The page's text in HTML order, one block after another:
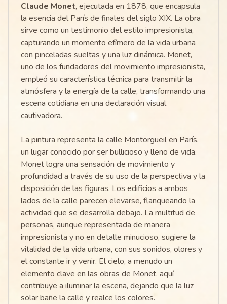
Claude Monet, ejecutada en 1878, que encapsula
la esencia del París de finales del siglo XIX. La obra
sirve como un testimonio del estilo impresionista,
capturando un momento efímero de la vida urbana
con pinceladas sueltas y una luz dinámica. Monet,
uno de los fundadores del movimiento impresionista,
empleó su característica técnica para transmitir la
atmósfera y la energía de la calle, transformando una
escena cotidiana en una declaración visual
cautivadora.
La pintura representa la calle Montorgueil en París,
un lugar conocido por ser bullicioso y lleno de vida.
Monet logra una sensación de movimiento y
profundidad a través de su uso de la perspectiva y la
disposición de las figuras. Los edificios a ambos
lados de la calle parecen elevarse, flanqueando la
actividad que se desarrolla debajo. La multitud de
personas, aunque representada de manera
impresionista y no en detalle minucioso, sugiere la
vitalidad de la vida urbana, con sus sonidos, olores y
el constante ir y venir. El cielo, a menudo un
elemento clave en las obras de Monet, aquí
contribuye a iluminar la escena, dejando que la luz
solar bañe la calle y realce los colores.